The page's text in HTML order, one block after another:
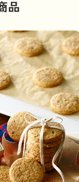
品